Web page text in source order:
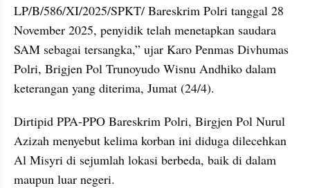
LP/B/586/XI/2025/SPKT/ Bareskrim Polri tanggal 28
November 2025, penyidik telah menetapkan saudara
SAM sebagai tersangka,” ujar Karo Penmas Divhumas
Polri, Brigjen Pol Trunoyudo Wisnu Andhiko dalam
keterangan yang diterima, Jumat (24/4).
Dirtipid PPA-PPO Bareskrim Polri, Birgjen Pol Nurul
Azizah menyebut kelima korban ini diduga dilecehkan
Al Misyri di sejumlah lokasi berbeda, baik di dalam
maupun luar negeri.